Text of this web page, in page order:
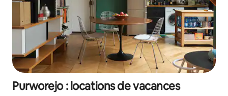
Purworejo : locations de vacances